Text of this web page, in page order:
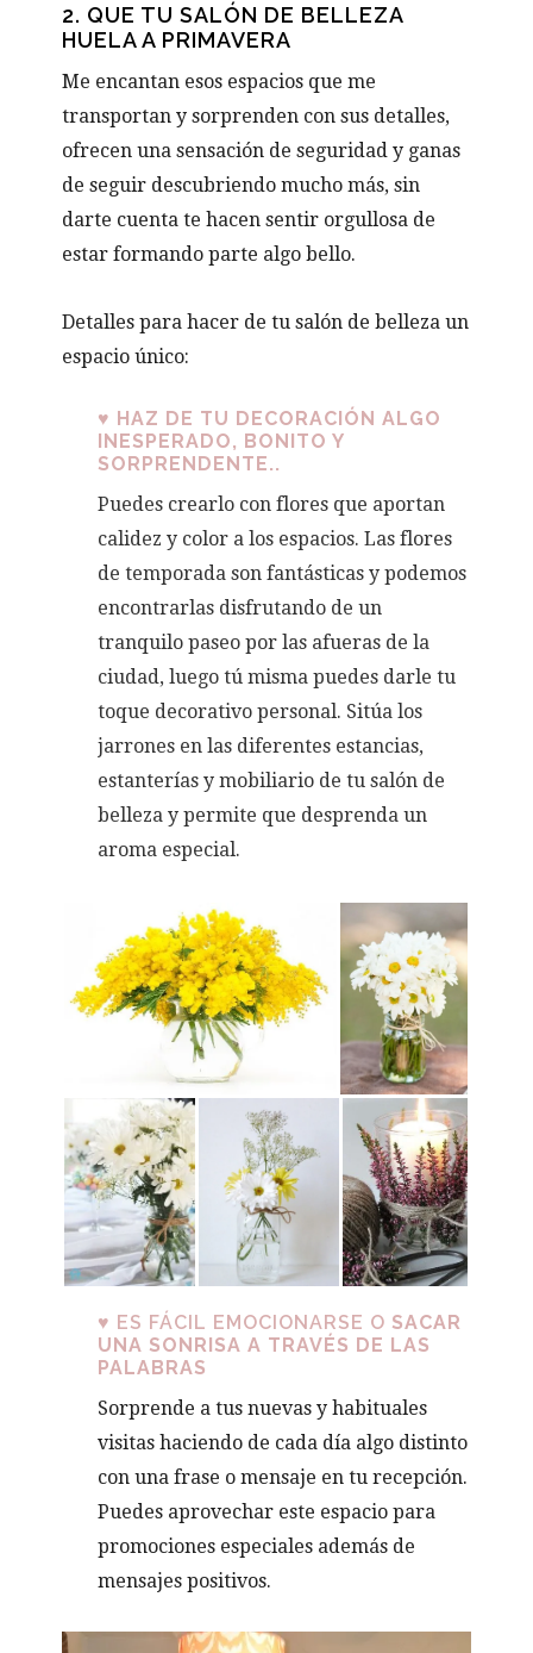
2. QUE TU SALÓN DE BELLEZA
HUELA A PRIMAVERA
Me encantan esos espacios que me
transportan y sorprenden con sus detalles,
ofrecen una sensación de seguridad y ganas
de seguir descubriendo mucho más, sin
darte cuenta te hacen sentir orgullosa de
estar formando parte algo bello.
Detalles para hacer de tu salón de belleza un
espacio único:
♥ HAZ DE TU DECORACIÓN ALGO
INESPERADO, BONITO Y
SORPRENDENTE..
Puedes crearlo con flores que aportan
calidez y color a los espacios. Las flores
de temporada son fantásticas y podemos
encontrarlas disfrutando de un
tranquilo paseo por las afueras de la
ciudad, luego tú misma puedes darle tu
toque decorativo personal. Sitúa los
jarrones en las diferentes estancias,
estanterías y mobiliario de tu salón de
belleza y permite que desprenda un
aroma especial.
♥ ES FÁCIL EMOCIONARSE O SACAR
UNA SONRISA A TRAVÉS DE LAS
PALABRAS
Sorprende a tus nuevas y habituales
visitas haciendo de cada día algo distinto
con una frase o mensaje en tu recepción.
Puedes aprovechar este espacio para
promociones especiales además de
mensajes positivos.